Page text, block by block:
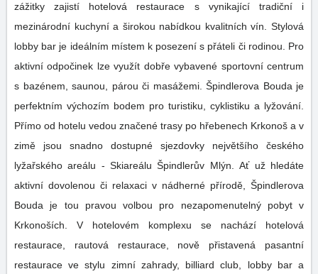
zážitky zajistí hotelová restaurace s vynikající tradiční i
mezinárodní kuchyní a širokou nabídkou kvalitních vín. Stylová
lobby bar je ideálním místem k posezení s přáteli či rodinou. Pro
aktivní odpočinek lze využít dobře vybavené sportovní centrum
s bazénem, saunou, párou či masážemi. Špindlerova Bouda je
perfektním výchozím bodem pro turistiku, cyklistiku a lyžování.
Přímo od hotelu vedou značené trasy po hřebenech Krkonoš a v
zimě jsou snadno dostupné sjezdovky největšího českého
lyžařského areálu - Skiareálu Špindlerův Mlýn. Ať už hledáte
aktivní dovolenou či relaxaci v nádherné přírodě, Špindlerova
Bouda je tou pravou volbou pro nezapomenutelný pobyt v
Krkonoších. V hotelovém komplexu se nachází hotelová
restaurace, rautová restaurace, nově přistavená pasantní
restaurace ve stylu zimní zahrady, billiard club, lobby bar a